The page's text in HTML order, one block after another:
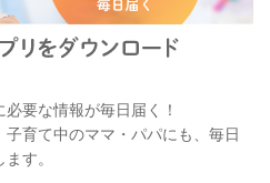
要な情報が毎日届く！
育て中のママ・パパにも、毎日
す。